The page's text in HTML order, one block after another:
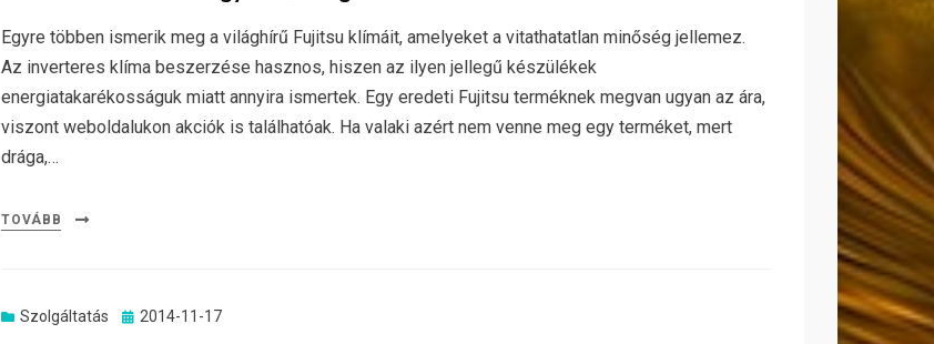
Egyre többen ismerik meg a világhírű Fujitsu klímáit, amelyeket a vitathatatlan minőség jellemez.
Az inverteres klíma beszerzése hasznos, hiszen az ilyen jellegű készülékek
energiatakarékosságuk miatt annyira ismertek. Egy eredeti Fujitsu terméknek megvan ugyan az ára,
viszont weboldalukon akciók is találhatóak. Ha valaki azért nem venne meg egy terméket, mert
drága,…
TOVÁBB
Szolgáltatás
Posted
2014-11-17